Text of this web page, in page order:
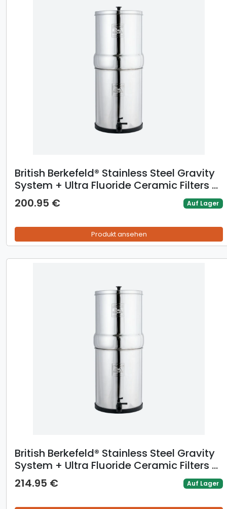
British Berkefeld® Stainless Steel Gravity
System + Ultra Fluoride Ceramic Filters -
6L
200.95 € Auf Lager
Produkt ansehen
British Berkefeld® Stainless Steel Gravity
System + Ultra Fluoride Ceramic Filters -
8.5L
214.95 € Auf Lager